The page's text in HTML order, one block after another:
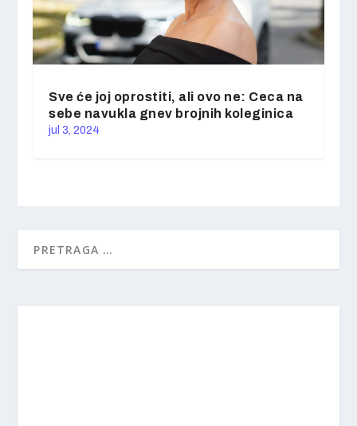
Sve će joj oprostiti, ali ovo ne: Ceca na
sebe navukla gnev brojnih koleginica
jul 3, 2024